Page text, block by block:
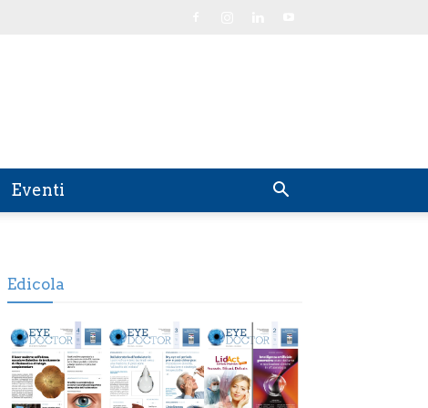
Eventi
Edicola